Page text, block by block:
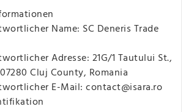
Name: SC Deneris Trade
Adresse: 21G/1 Tautului St.,
Cluj County, Romania
E-Mail: contact@isara.ro